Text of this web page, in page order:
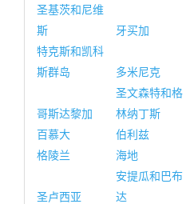
圣基茨和尼维
斯
牙买加
特克斯和凯科
斯群岛
多米尼克
哥斯达黎加
圣文森特和格
林纳丁斯
百慕大
伯利兹
格陵兰
海地
圣卢西亚
安提瓜和巴布
达